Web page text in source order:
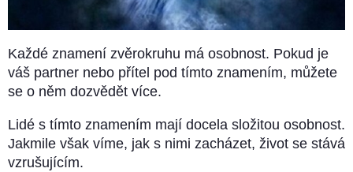
Každé znamení zvěrokruhu má osobnost. Pokud je
váš partner nebo přítel pod tímto znamením, můžete
se o něm dozvědět více.
Lidé s tímto znamením mají docela složitou osobnost.
Jakmile však víme, jak s nimi zacházet, život se stává
vzrušujícím.